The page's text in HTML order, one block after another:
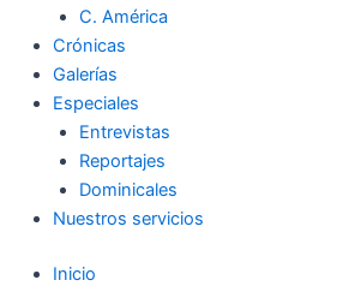
C. América
Crónicas
Galerías
Especiales
Entrevistas
Reportajes
Dominicales
Nuestros servicios
Inicio